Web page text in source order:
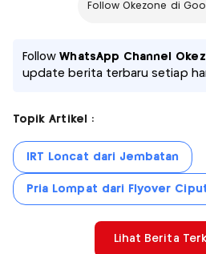
Follow Okezone di
FollowWhatsApp Channel
update berita terbaru setiap
Topik Artikel :
IRT Loncat dari Jembatan
Pria Lompat dari Flyover
Lihat Berita